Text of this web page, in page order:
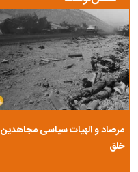
مرصاد و الهیات سیاسی مجاهدین
خلق